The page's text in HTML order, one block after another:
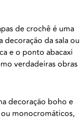
de crochê é uma
decoração da sala ou
e o ponto abacaxi
verdadeiras obras
decoração boho e
monocromáticos,